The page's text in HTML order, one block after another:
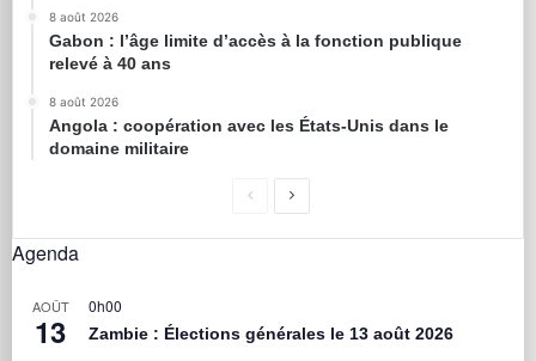
8 août 2026
Gabon : l’âge limite d’accès à la fonction publique
relevé à 40 ans
8 août 2026
Angola : coopération avec les États-Unis dans le
domaine militaire
Agenda
AOÛT
13
0h00
Zambie : Élections générales le 13 août 2026